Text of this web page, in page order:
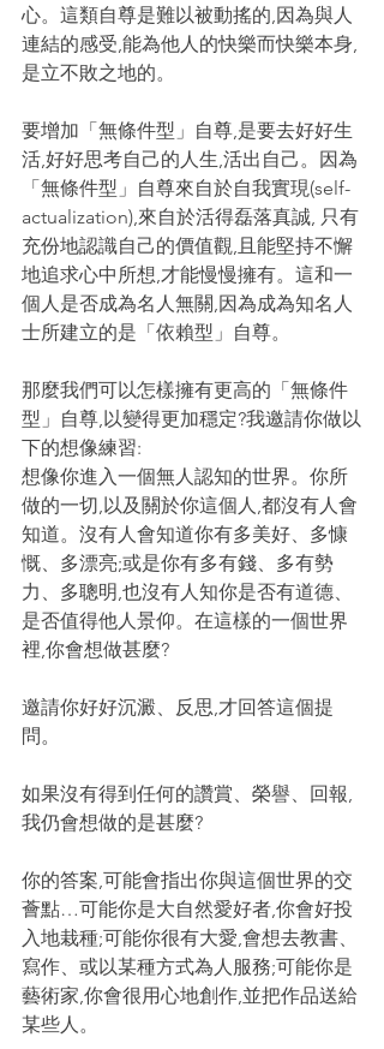
心。這類自尊是難以被動搖的,因為與人
連結的感受,能為他人的快樂而快樂本身,
是立不敗之地的。
要增加「無條件型」自尊,是要去好好生
活,好好思考自己的人生,活出自己。因為
「無條件型」自尊來自於自我實現(self-
actualization),來自於活得磊落真誠, 只有
充份地認識自己的價值觀,且能堅持不懈
地追求心中所想,才能慢慢擁有。這和一
個人是否成為名人無關,因為成為知名人
士所建立的是「依賴型」自尊。
那麼我們可以怎樣擁有更高的「無條件
型」自尊,以變得更加穩定?我邀請你做以
下的想像練習:
想像你進入一個無人認知的世界。你所
做的一切,以及關於你這個人,都沒有人會
知道。沒有人會知道你有多美好、多慷
慨、多漂亮;或是你有多有錢、多有勢
力、多聰明,也沒有人知你是否有道德、
是否值得他人景仰。在這樣的一個世界
裡,你會想做甚麼?
邀請你好好沉澱、反思,才回答這個提
問。
如果沒有得到任何的讚賞、榮譽、回報,
我仍會想做的是甚麼?
你的答案,可能會指出你與這個世界的交
薈點…可能你是大自然愛好者,你會好投
入地栽種;可能你很有大愛,會想去教書、
寫作、或以某種方式為人服務;可能你是
藝術家,你會很用心地創作,並把作品送給
某些人。